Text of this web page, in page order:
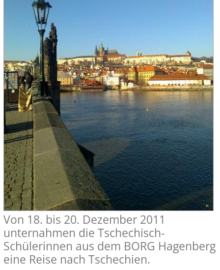
Von 18. bis 20. Dezember 2011
unternahmen die Tschechisch-
Schülerinnen aus dem BORG Hagenberg
eine Reise nach Tschechien.